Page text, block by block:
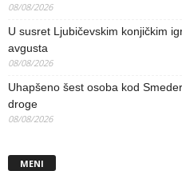
08/08/2026
U susret Ljubičevskim konjičkim
avgusta
08/08/2026
Uhapšeno šest osoba kod
droge
08/08/2026
MENI